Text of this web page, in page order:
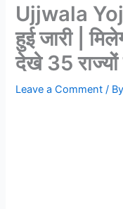
Ujjwala
हुई जारी |
देखे 35 राज्यों
Leave a Comment /